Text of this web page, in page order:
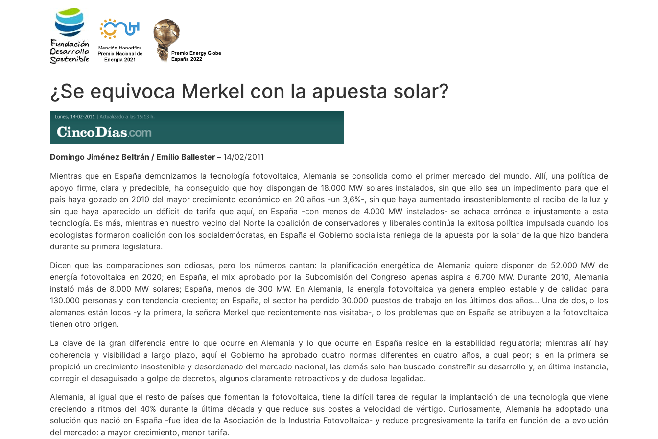
¿Se equivoca Merkel con la apuesta solar?
Domingo Jiménez Beltrán / Emilio Ballester – 14/02/2011
Mientras que en España demonizamos la tecnología fotovoltaica, Alemania se consolida como el primer mercado del mundo. Allí, una política de
apoyo firme, clara y predecible, ha conseguido que hoy dispongan de 18.000 MW solares instalados, sin que ello sea un impedimento para que el
país haya gozado en 2010 del mayor crecimiento económico en 20 años -un 3,6%-, sin que haya aumentado insosteniblemente el recibo de la luz y
sin que haya aparecido un déficit de tarifa que aquí, en España -con menos de 4.000 MW instalados- se achaca errónea e injustamente a esta
tecnología. Es más, mientras en nuestro vecino del Norte la coalición de conservadores y liberales continúa la exitosa política impulsada cuando los
ecologistas formaron coalición con los socialdemócratas, en España el Gobierno socialista reniega de la apuesta por la solar de la que hizo bandera
durante su primera legislatura.
Dicen que las comparaciones son odiosas, pero los números cantan: la planificación energética de Alemania quiere disponer de 52.000 MW de
energía fotovoltaica en 2020; en España, el mix aprobado por la Subcomisión del Congreso apenas aspira a 6.700 MW. Durante 2010, Alemania
instaló más de 8.000 MW solares; España, menos de 300 MW. En Alemania, la energía fotovoltaica ya genera empleo estable y de calidad para
130.000 personas y con tendencia creciente; en España, el sector ha perdido 30.000 puestos de trabajo en los últimos dos años… Una de dos, o los
alemanes están locos -y la primera, la señora Merkel que recientemente nos visitaba-, o los problemas que en España se atribuyen a la fotovoltaica
tienen otro origen.
La clave de la gran diferencia entre lo que ocurre en Alemania y lo que ocurre en España reside en la estabilidad regulatoria; mientras allí hay
coherencia y visibilidad a largo plazo, aquí el Gobierno ha aprobado cuatro normas diferentes en cuatro años, a cual peor; si en la primera se
propició un crecimiento insostenible y desordenado del mercado nacional, las demás solo han buscado constreñir su desarrollo y, en última instancia,
corregir el desaguisado a golpe de decretos, algunos claramente retroactivos y de dudosa legalidad.
Alemania, al igual que el resto de países que fomentan la fotovoltaica, tiene la difícil tarea de regular la implantación de una tecnología que viene
creciendo a ritmos del 40% durante la última década y que reduce sus costes a velocidad de vértigo. Curiosamente, Alemania ha adoptado una
solución que nació en España -fue idea de la Asociación de la Industria Fotovoltaica- y reduce progresivamente la tarifa en función de la evolución
del mercado: a mayor crecimiento, menor tarifa.